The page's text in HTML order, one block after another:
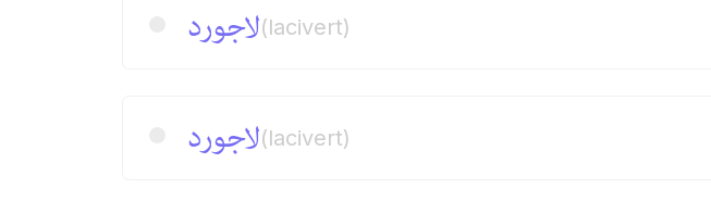
لاجورد(lacivert)
لاجورد(lacivert)